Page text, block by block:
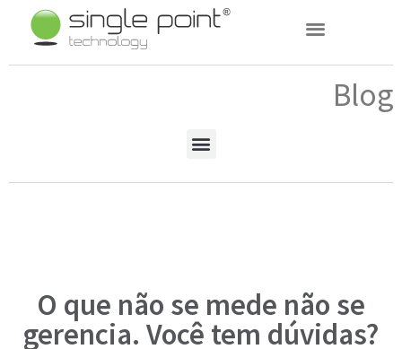
Blog
O que não se mede não se
gerencia. Você tem dúvidas?